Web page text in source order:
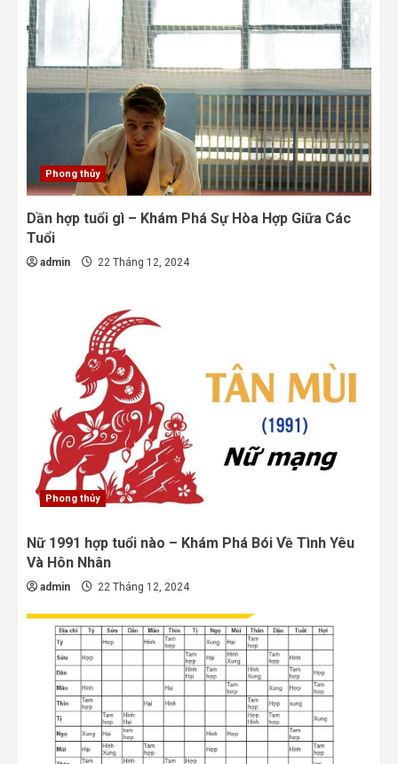
Phong thủy
Dần hợp tuổi gì – Khám Phá Sự Hòa Hợp Giữa Các
Tuổi
admin 22 Tháng 12, 2024
Phong thủy
Nữ 1991 hợp tuổi nào – Khám Phá Bói Về Tình Yêu
Và Hôn Nhân
admin 22 Tháng 12, 2024